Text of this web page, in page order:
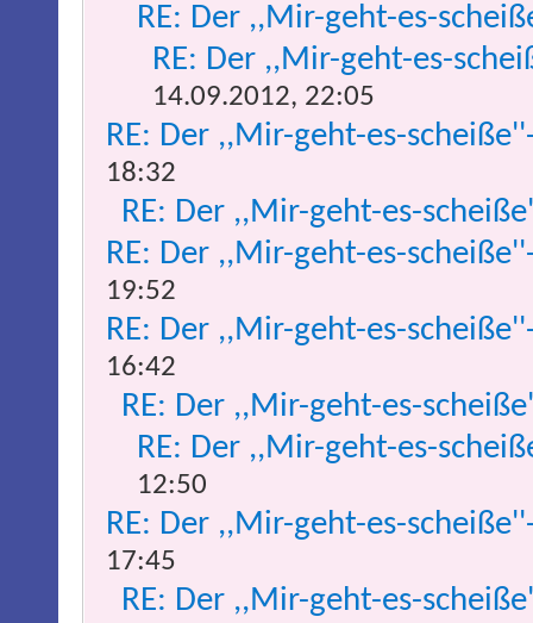
RE: Der ,,Mir-geht-es-
RE: Der ,,Mir-geht-es-
14.09.2012, 22:05
RE: Der ,,Mir-geht-es-
18:32
RE: Der ,,Mir-geht-es-
RE: Der ,,Mir-geht-es-
19:52
RE: Der ,,Mir-geht-es-
16:42
RE: Der ,,Mir-geht-es-
RE: Der ,,Mir-geht-es-
12:50
RE: Der ,,Mir-geht-es-
17:45
RE: Der ,,Mir-geht-es-